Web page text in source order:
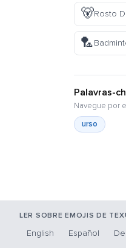
🐻Rosto
🏸
Palavras-
Navegue por
urso
LER SOBRE EMOJIS DE
English Español